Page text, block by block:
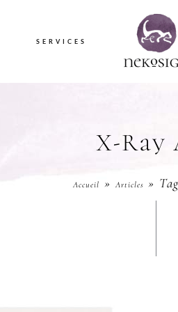
SERVICES
X-
Accueil Articles